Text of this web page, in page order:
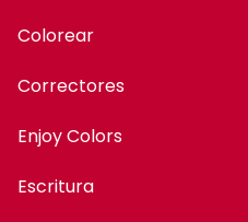
Colorear
Correctores
Enjoy Colors
Escritura